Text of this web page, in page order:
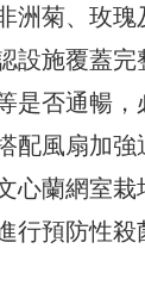
洲菊、玫瑰
設施覆蓋完
是否通暢，
配風扇加
心蘭網室栽
行預防性殺